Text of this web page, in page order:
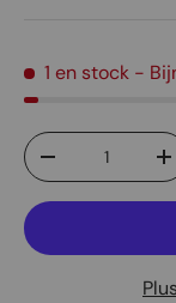
1 en stock -
Qté
Diminuer la